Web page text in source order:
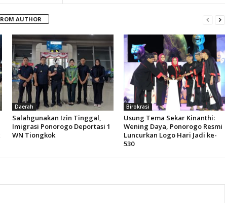
AUTHOR
Daerah
Salahgunakan Izin Tinggal,
Imigrasi Ponorogo Deportasi 1
WN Tiongkok
Birokrasi
Usung Tema Sekar Kinanthi:
Wening Daya, Ponorogo Resmi
Luncurkan Logo Hari Jadi ke-
530